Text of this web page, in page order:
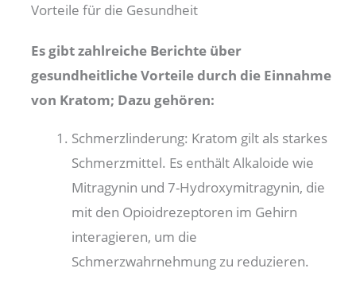
Vorteile für die Gesundheit
Es gibt zahlreiche Berichte über
gesundheitliche Vorteile durch die Einnahme
von Kratom; Dazu gehören:
Schmerzlinderung: Kratom gilt als starkes
Schmerzmittel. Es enthält Alkaloide wie
Mitragynin und 7-Hydroxymitragynin, die
mit den Opioidrezeptoren im Gehirn
interagieren, um die
Schmerzwahrnehmung zu reduzieren.